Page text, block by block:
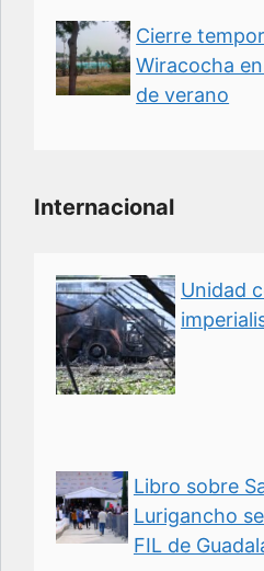
Cierre
Wiracocha
de verano
Internacional
Unidad
Libro sobre
Lurigancho
FIL de